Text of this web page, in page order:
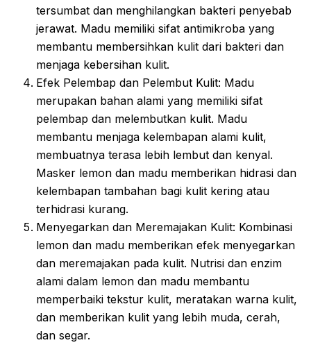
tersumbat dan menghilangkan bakteri penyebab
jerawat. Madu memiliki sifat antimikroba yang
membantu membersihkan kulit dari bakteri dan
menjaga kebersihan kulit.
Efek Pelembap dan Pelembut Kulit: Madu
merupakan bahan alami yang memiliki sifat
pelembap dan melembutkan kulit. Madu
membantu menjaga kelembapan alami kulit,
membuatnya terasa lebih lembut dan kenyal.
Masker lemon dan madu memberikan hidrasi dan
kelembapan tambahan bagi kulit kering atau
terhidrasi kurang.
Menyegarkan dan Meremajakan Kulit: Kombinasi
lemon dan madu memberikan efek menyegarkan
dan meremajakan pada kulit. Nutrisi dan enzim
alami dalam lemon dan madu membantu
memperbaiki tekstur kulit, meratakan warna kulit,
dan memberikan kulit yang lebih muda, cerah,
dan segar.